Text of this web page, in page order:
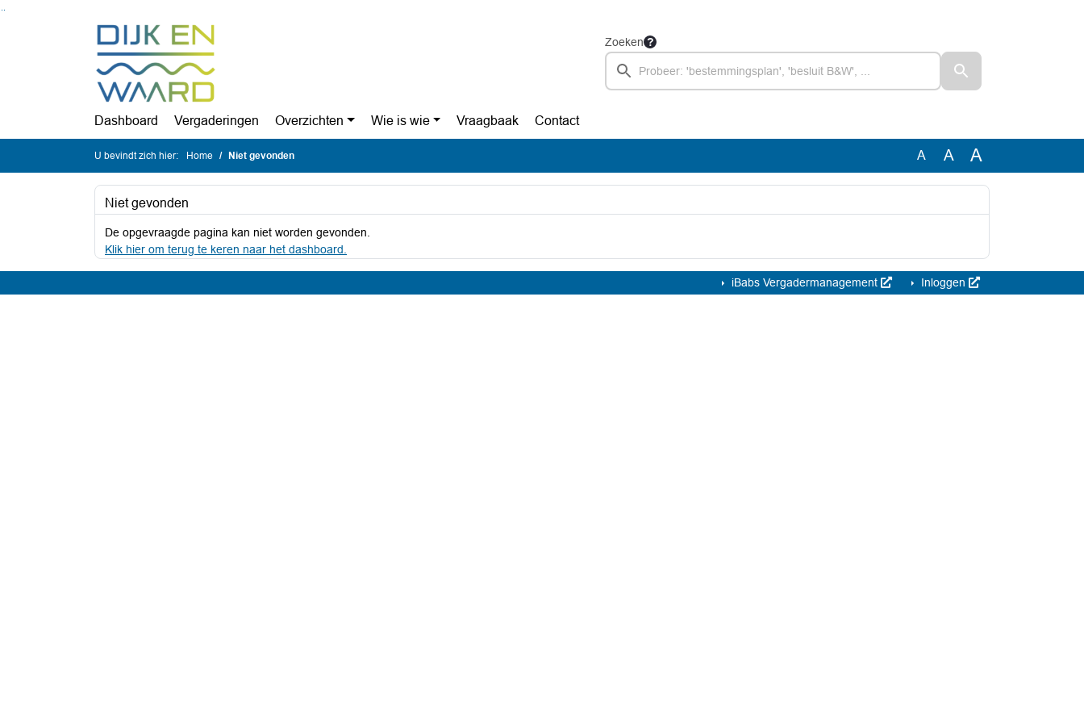
Zoeken
Dashboard Vergaderingen Overzichten Wie is wie Vraagbaak Contact
U bevindt zich hier: Home Niet gevonden A A A
Niet gevonden
De opgevraagde pagina kan niet worden gevonden.
Klik hier om terug te keren naar het dashboard.
iBabs Vergadermanagement Inloggen